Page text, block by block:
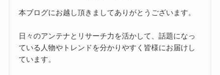
本ブログにお越し頂きましてありがとうございます。
日々のアンテナとリサーチ力を活かして、話題になっ
ている人物やトレンドを分かりやすく皆様にお届けし
ています。